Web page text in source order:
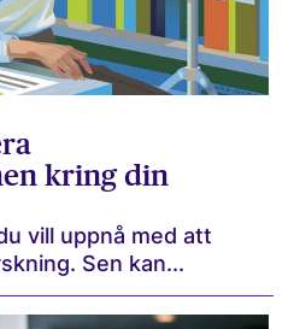
kring din
vill uppnå med att
Sen kan...